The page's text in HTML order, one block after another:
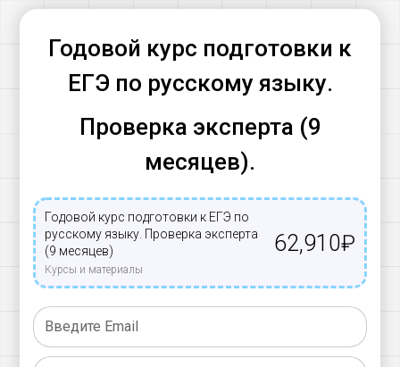
Годовой курс подготовки к
ЕГЭ по русскому языку.
Проверка эксперта (9
месяцев).
Годовой курс подготовки к ЕГЭ по
русскому языку. Проверка эксперта
(9 месяцев)
Курсы и материалы
62,910₽